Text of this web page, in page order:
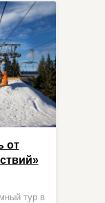
от
тур в